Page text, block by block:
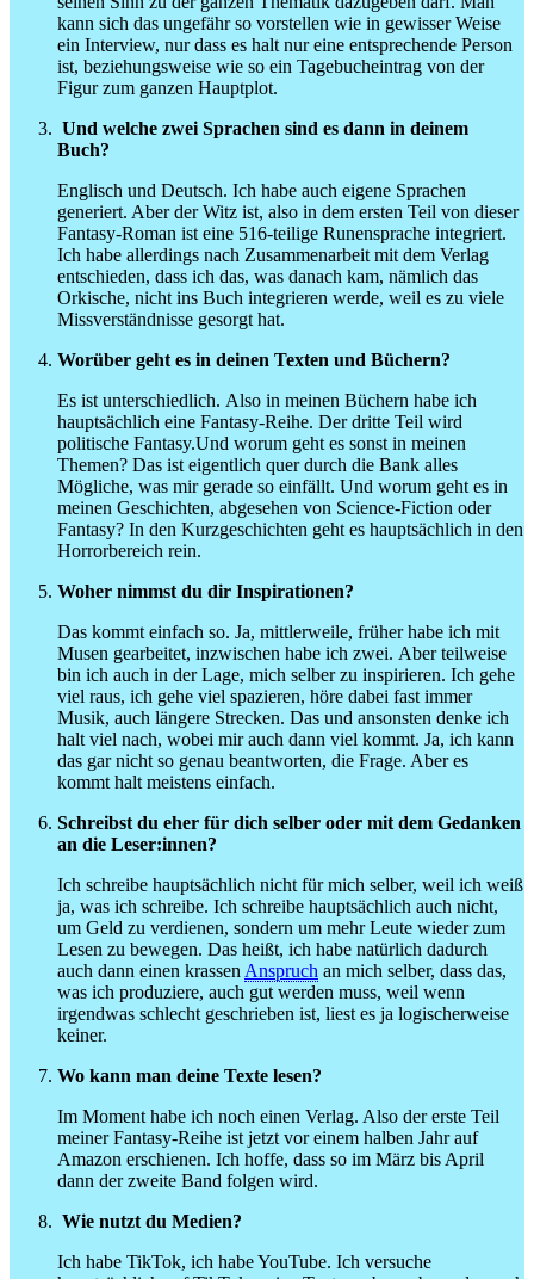
kann sich das ungefähr so vorstellen wie in gewisser Weise
ein Interview, nur dass es halt nur eine entsprechende Person
ist, beziehungsweise wie so ein Tagebucheintrag von der
Figur zum ganzen Hauptplot.
Und welche zwei Sprachen sind es dann in deinem
Buch?
Englisch und Deutsch. Ich habe auch eigene Sprachen
generiert. Aber der Witz ist, also in dem ersten Teil von dieser
Fantasy-Roman ist eine 516-teilige Runensprache integriert.
Ich habe allerdings nach Zusammenarbeit mit dem Verlag
entschieden, dass ich das, was danach kam, nämlich das
Orkische, nicht ins Buch integrieren werde, weil es zu viele
Missverständnisse gesorgt hat.
Worüber geht es in deinen Texten und Büchern?
Es ist unterschiedlich. Also in meinen Büchern habe ich
hauptsächlich eine Fantasy-Reihe. Der dritte Teil wird
politische Fantasy.Und worum geht es sonst in meinen
Themen? Das ist eigentlich quer durch die Bank alles
Mögliche, was mir gerade so einfällt. Und worum geht es in
meinen Geschichten, abgesehen von Science-Fiction oder
Fantasy? In den Kurzgeschichten geht es hauptsächlich in den
Horrorbereich rein.
Woher nimmst du dir Inspirationen?
Das kommt einfach so. Ja, mittlerweile, früher habe ich mit
Musen gearbeitet, inzwischen habe ich zwei. Aber teilweise
bin ich auch in der Lage, mich selber zu inspirieren. Ich gehe
viel raus, ich gehe viel spazieren, höre dabei fast immer
Musik, auch längere Strecken. Das und ansonsten denke ich
halt viel nach, wobei mir auch dann viel kommt. Ja, ich kann
das gar nicht so genau beantworten, die Frage. Aber es
kommt halt meistens einfach.
Schreibst du eher für dich selber oder mit dem Gedanken
an die Leser:innen?
Ich schreibe hauptsächlich nicht für mich selber, weil ich weiß
ja, was ich schreibe. Ich schreibe hauptsächlich auch nicht,
um Geld zu verdienen, sondern um mehr Leute wieder zum
Lesen zu bewegen. Das heißt, ich habe natürlich dadurch
auch dann einen krassen Anspruch an mich selber, dass das,
was ich produziere, auch gut werden muss, weil wenn
irgendwas schlecht geschrieben ist, liest es ja logischerweise
keiner.
Wo kann man deine Texte lesen?
Im Moment habe ich noch einen Verlag. Also der erste Teil
meiner Fantasy-Reihe ist jetzt vor einem halben Jahr auf
Amazon erschienen. Ich hoffe, dass so im März bis April
dann der zweite Band folgen wird.
Wie nutzt du Medien?
Ich habe TikTok, ich habe YouTube. Ich versuche